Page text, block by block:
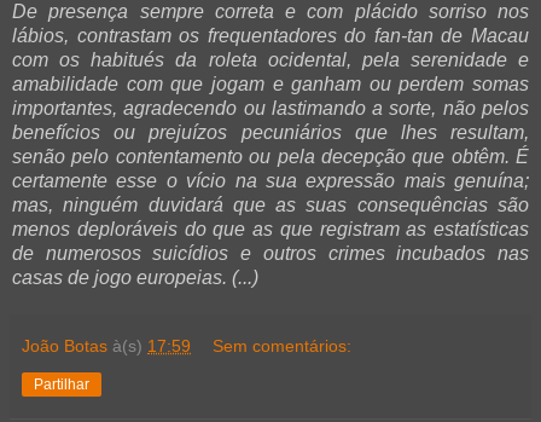
De presença sempre correta e com plácido sorriso nos
lábios, contrastam os frequentadores do fan-tan de Macau
com os habitués da roleta ocidental, pela serenidade e
amabilidade com que jogam e ganham ou perdem somas
importantes, agradecendo ou lastimando a sorte, não pelos
benefícios ou prejuízos pecuniários que lhes resultam,
senão pelo contentamento ou pela decepção que obtêm. É
certamente esse o vício na sua expressão mais genuína;
mas, ninguém duvidará que as suas consequências são
menos deploráveis do que as que registram as estatísticas
de numerosos suicídios e outros crimes incubados nas
casas de jogo europeias. (...)
João Botas à(s) 17:59 Sem comentários:
Partilhar